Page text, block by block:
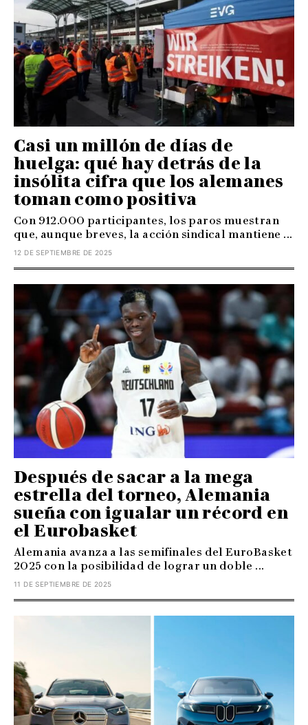
Casi un millón de días de
huelga: qué hay detrás de la
insólita cifra que los alemanes
toman como positiva
Con 912.000 participantes, los paros muestran
que, aunque breves, la acción sindical mantiene ...
12 DE SEPTIEMBRE DE 2025
Después de sacar a la mega
estrella del torneo, Alemania
sueña con igualar un récord en
el Eurobasket
Alemania avanza a las semifinales del EuroBasket
2025 con la posibilidad de lograr un doble ...
11 DE SEPTIEMBRE DE 2025